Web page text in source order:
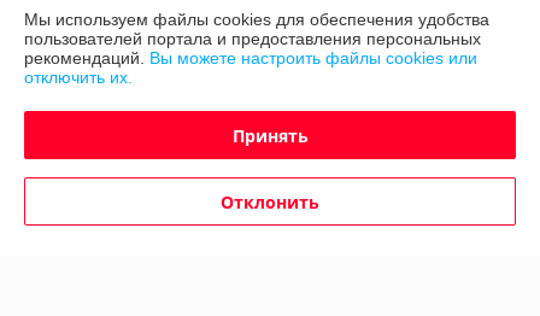
Контакты
Доставка и оплата
Полная версия сайта
Мы используем файлы cookies для обеспечения удобства
пользователей портала и предоставления персональных
рекомендаций. Вы можете настроить файлы cookies или
отключить их.
Принять
Отклонить